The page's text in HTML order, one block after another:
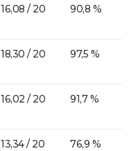
16,08 / 20 90,8 %
18,30 / 20 97,5 %
16,02 / 20 91,7 %
13,34 / 20 76,9 %